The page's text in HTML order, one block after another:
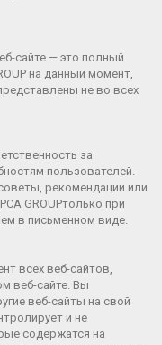
сайте — это полный
на данный момент,
не во всех
за
пользователей.
рекомендации или
PCA GROUPтолько при
в письменном виде.
всех веб-сайтов,
веб-сайте. Вы
веб-сайты на свой
и не
содержатся на